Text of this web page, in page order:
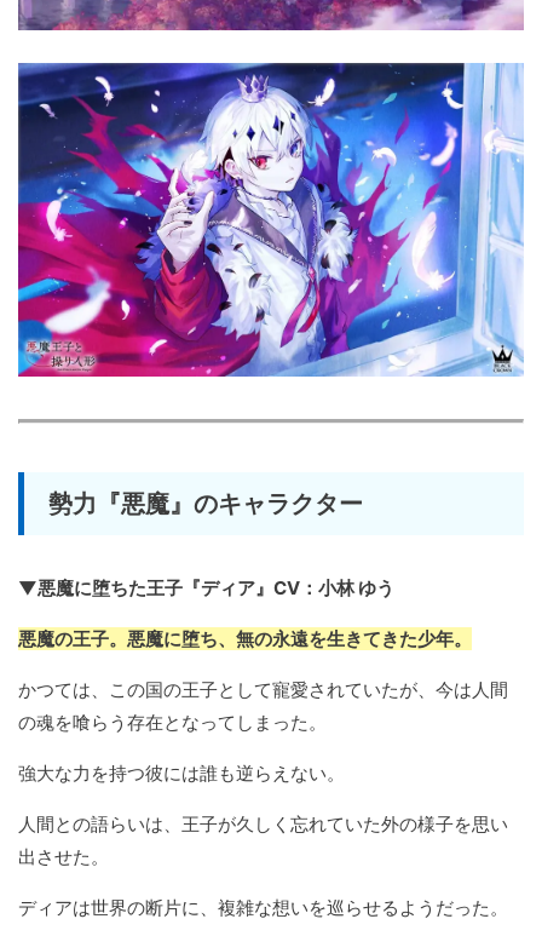
勢力『悪魔』のキャラクター
▼悪魔に堕ちた王子『ディア』CV：小林 ゆう
悪魔の王子。悪魔に堕ち、無の永遠を生きてきた少年。
かつては、この国の王子として寵愛されていたが、今は人間
の魂を喰らう存在となってしまった。
強大な力を持つ彼には誰も逆らえない。
人間との語らいは、王子が久しく忘れていた外の様子を思い
出させた。
ディアは世界の断片に、複雑な想いを巡らせるようだった。